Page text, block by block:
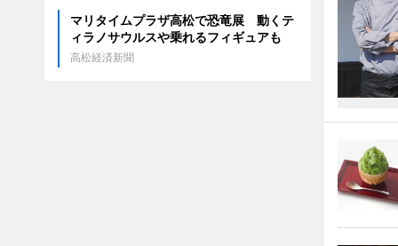
マリタイムプラザ高松で恐竜展 動くテ
ィラノサウルスや乗れるフィギュアも
高松経済新聞